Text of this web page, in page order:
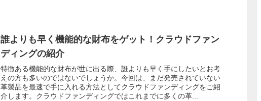
誰よりも早く機能的な財布をゲット！クラウドファン
ディングの紹介
特徴ある機能的な財布が世に出る際、誰よりも早く手にしたいとお考
えの方も多いのではないでしょうか。今回は、まだ発売されていない
革製品を最速で手に入れる方法としてクラウドファンディングをご紹
介します。クラウドファンディングではこれまでに多くの革...